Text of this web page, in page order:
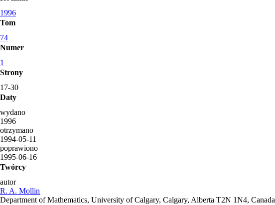
1996
Tom
74
Numer
1
Strony
17-30
Daty
wydano
1996
otrzymano
1994-05-11
poprawiono
1995-06-16
Twórcy
autor
R. A. Mollin
Department of Mathematics, University of Calgary, Calgary, Alberta T2N 1N4, Canada